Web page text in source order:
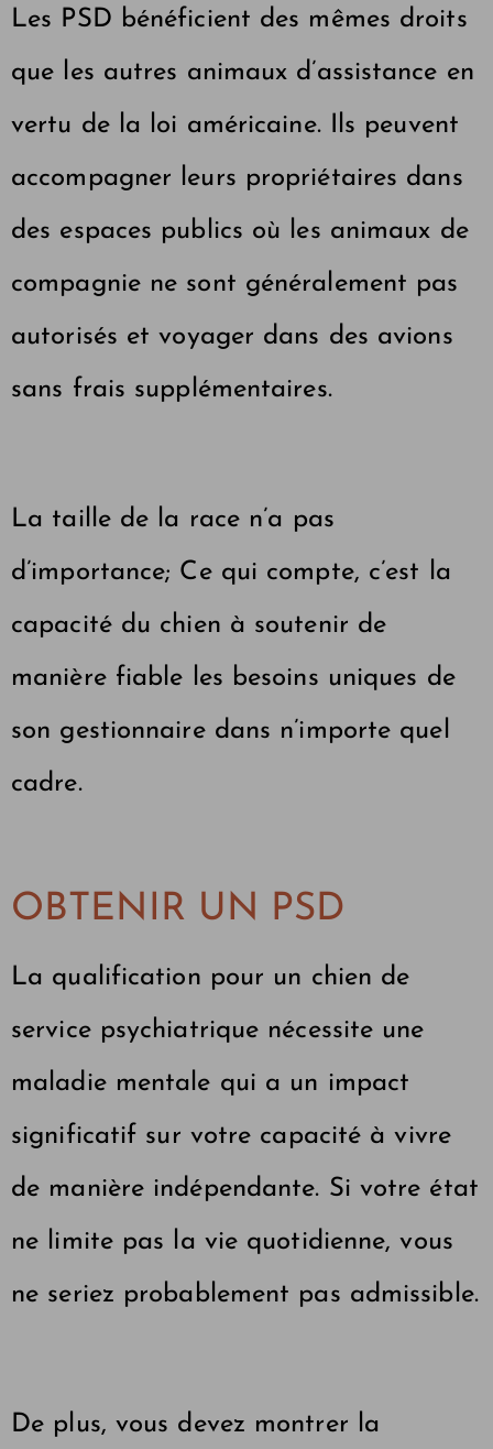
Les PSD bénéficient des mêmes droits
que les autres animaux d’assistance en
vertu de la loi américaine. Ils peuvent
accompagner leurs propriétaires dans
des espaces publics où les animaux de
compagnie ne sont généralement pas
autorisés et voyager dans des avions
sans frais supplémentaires.
La taille de la race n’a pas
d’importance; Ce qui compte, c’est la
capacité du chien à soutenir de
manière fiable les besoins uniques de
son gestionnaire dans n’importe quel
cadre.
OBTENIR UN PSD
La qualification pour un chien de
service psychiatrique nécessite une
maladie mentale qui a un impact
significatif sur votre capacité à vivre
de manière indépendante. Si votre état
ne limite pas la vie quotidienne, vous
ne seriez probablement pas admissible.
De plus, vous devez montrer la